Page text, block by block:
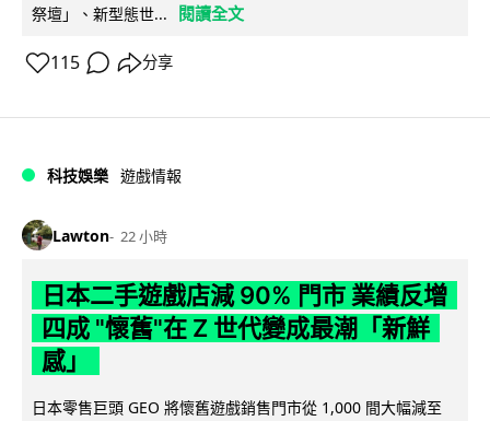
祭壇」、新型態世...
閱讀全文
115 分享
科技娛樂 遊戲情報
Lawton 22 小時
日本二手遊戲店減 90% 門市 業績反增
四成 "懷舊"在 Z 世代變成最潮「新鮮
感」
日本零售巨頭 GEO 將懷舊遊戲銷售門市從 1,000 間大幅減至